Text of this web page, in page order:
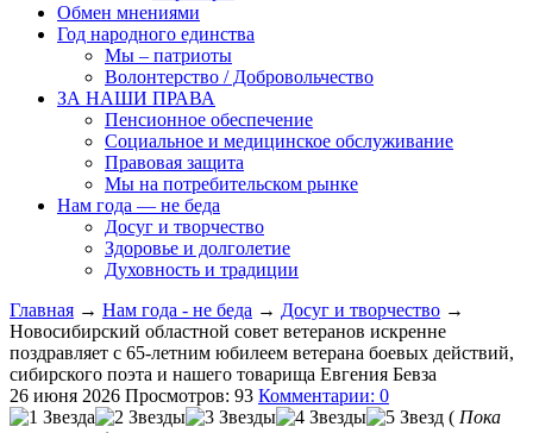
Обмен мнениями
Год народного единства
Мы – патриоты
Волонтерство / Добровольчество
ЗА НАШИ ПРАВА
Пенсионное обеспечение
Социальное и медицинское обслуживание
Правовая защита
Мы на потребительском рынке
Нам года — не беда
Досуг и творчество
Здоровье и долголетие
Духовность и традиции
Главная → Нам года - не беда → Досуг и творчество →
Новосибирский областной совет ветеранов искренне
поздравляет с 65-летним юбилеем ветерана боевых действий,
сибирского поэта и нашего товарища Евгения Бевза
26 июня 2026 Просмотров: 93 Комментарии: 0
( Пока